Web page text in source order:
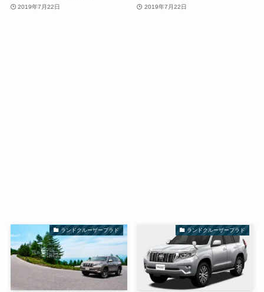
2019年7月22日 2019年7月22日
ランドクルーザープラド ランドクルーザープラド